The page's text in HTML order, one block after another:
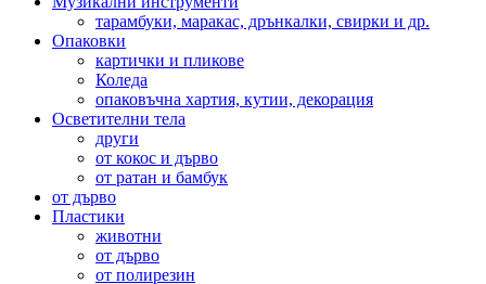
тарамбуки, маракас, дрънкалки, свирки и др.
Опаковки
картички и пликове
Коледа
опаковъчна хартия, кутии, декорация
Осветителни тела
други
от кокос и дърво
от ратан и бамбук
от дърво
Пластики
животни
от дърво
от полирезин